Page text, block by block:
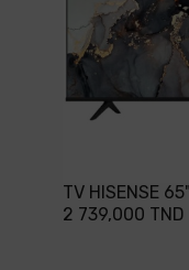
TV HISENSE
2 739,000 TND